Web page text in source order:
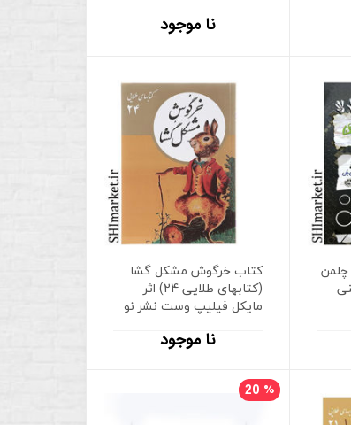
نا موجود
کتاب خرگوش مشکل گشا
(کتابهای طلایی 24) اثر
مایکل فیلیپ وست نشر نو
نا موجود
20 %